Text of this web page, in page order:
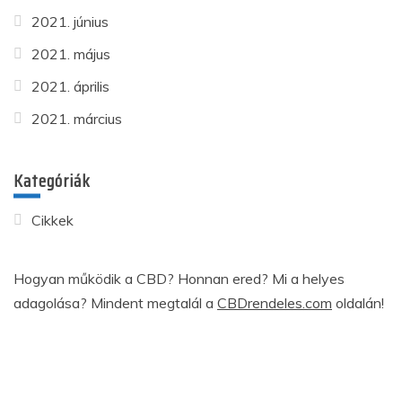
2021. június
2021. május
2021. április
2021. március
Kategóriák
Cikkek
Hogyan működik a CBD? Honnan ered? Mi a helyes
adagolása? Mindent megtalál a CBDrendeles.com oldalán!